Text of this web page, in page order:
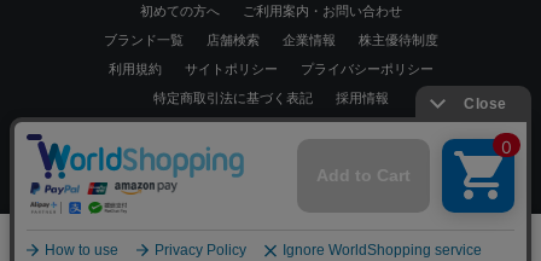
初めての方へ
ご利用案内・お問い合わせ
ブランド一覧
店舗検索 企業情報
株主優待制度
利用規約
サイトポリシー
プライバシーポリシー
特定商取引法に基づく表記
採用情報
Copyrights © WORLD CO.,LTD. All rights reserved.
スマートフォン ｜PC